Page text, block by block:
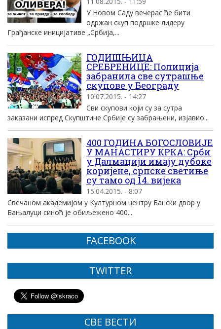
У Новом Саду вечерас ће бити
одржан скуп подршке лидеру
Грађанске иницијативе „Србија,...
ГОДИШЊИЦА
СРЕБРЕНИЦЕ: Полиција
забранила све сутрашње
скупове у Београду
10.07.2015. - 14:27
Сви скупови који су за сутра
заказани испред Скупштине Србије су забрањени, изјавио...
400 ГОДИНА БОГОСЛОВИЈЕ
У МАНАСТИРУ КРКА: Срби
у Далмацији имају дубоке
коријене, српске светиње
су тамо од 14. вијека
15.04.2015. - 8:07
Свечаном академијом у Културном центру Бански двор у
Бањалуци синоћ је обиљежено 400...
FACEBOOK
TWITTER
СВЕ ВЕСТИ